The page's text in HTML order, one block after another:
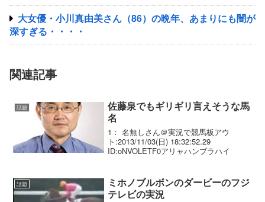
大女優・小川真由美さん（86）の晩年、あまりにも闇が
深すぎる・・・・
関連記事
話題
佐藤泉でもギリギリ言えそうな馬
名
1： 名無しさん＠実況で競馬板アウ
ト:2013/11/03(日) 18:32:52.29
ID:oNVOLETF0アリャハンブラハイ
話題
ミホノブルボンのダービーのフジ
テレビの実況